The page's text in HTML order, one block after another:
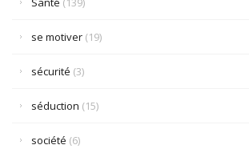
se motiver (19)
sécurité (3)
séduction (15)
société (6)